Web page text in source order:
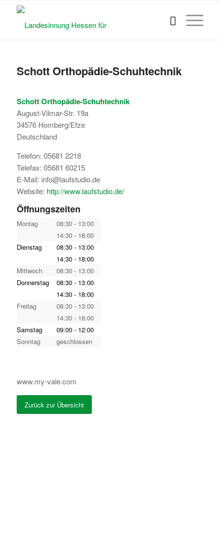
Schott Orthopädie-Schuhtechnik
Schott Orthopädie-Schuhtechnik
August-Vilmar-Str. 19a
34576 Homberg/Efze
Deutschland
Telefon: 05681 2218
Telefax: 05681 60215
E-Mail: info@laufstudio.de
Website: http://www.laufstudio.de/
Öffnungszeiten
Montag
08:30 - 13:00
14:30 - 18:00
Dienstag
08:30 - 13:00
14:30 - 18:00
Mittwoch
08:30 - 13:00
Donnerstag
08:30 - 13:00
14:30 - 18:00
Freitag
08:30 - 13:00
14:30 - 18:00
Samstag
09:00 - 12:00
Sonntag
geschlossen
www.my-vale.com
Zurück zur Übersicht